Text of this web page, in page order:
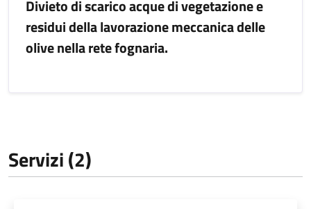
Divieto di scarico acque di vegetazione e
residui della lavorazione meccanica delle
olive nella rete fognaria.
Servizi (2)